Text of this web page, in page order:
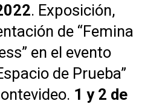
. Exposición,
de “Femina
en el evento
de Prueba”
1 y 2 de